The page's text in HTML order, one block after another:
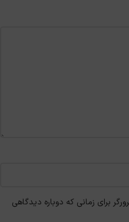
برای زمانی که دوباره دیدگاهی